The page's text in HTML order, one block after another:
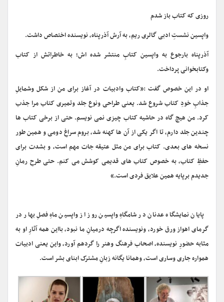
روزی که کتاب باز شدم
واپسین نشستِ ادبی گالری ریم، به آرش آذرپناه، نویسنده اختصاص داشت.
آذرپناه بارجوع به واپسین کتابِ منتشر شده اش؛ به خاطراتش از کتاب
وکتابخوانی پرداخت.
او در این خصوص گفت :«کتاب وادبیات در آغاز برای من از شکل وشمایلِ
جذابِ خودِ کتاب شروع شد. یعنی طراحی ونوع جلد وتمیری کتاب مرا جذب
کرد. من هیچ گاه در حاشیه کتاب چیزی نمی نویسم. حتی از برخی کتاب ها
چندین جلد دارم، تا اگر یکی از آن ها کهنه شد، بروم سراغِ دومی و همین طور
نسخه های بعدی. کتاب برای من مثل عتیقه جات مهم است، و بشدت برای
حفظِ کتاب، به خصوص کتاب های قدیمی کوشش می کنم. حتی طرحِ رمانِ
جدیدم برپایه همین علایق فردی است.»
پایان نمایشگاه عدنان در شامگاهِ واپسین روز از واپسین ماهِ فصلِ بهار در
گرمای اهواز ورق خورد، ونویسنده اگرچه درمیانِ ما نبود، بااین همه آثارِ او به
مثابه حضورِ نویسنده، اصحاب فرهنگ وهنر را گردهم آورد، واین یعنی ادبیات
همواره جاری وساری است، وهمانا یگانه زبانِ مشترک ابنای بشر است.